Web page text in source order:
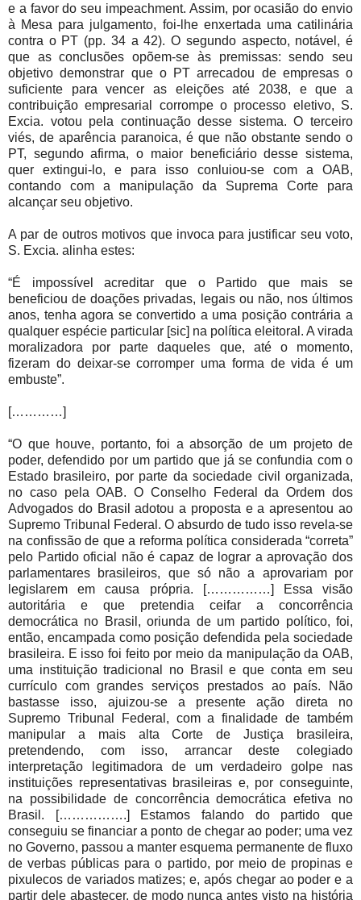
e a favor do seu impeachment. Assim, por ocasião do envio
à Mesa para julgamento, foi-lhe enxertada uma catilinária
contra o PT (pp. 34 a 42). O segundo aspecto, notável, é
que as conclusões opõem-se às premissas: sendo seu
objetivo demonstrar que o PT arrecadou de empresas o
suficiente para vencer as eleições até 2038, e que a
contribuição empresarial corrompe o processo eletivo, S.
Excia. votou pela continuação desse sistema. O terceiro
viés, de aparência paranoica, é que não obstante sendo o
PT, segundo afirma, o maior beneficiário desse sistema,
quer extingui-lo, e para isso conluiou-se com a OAB,
contando com a manipulação da Suprema Corte para
alcançar seu objetivo.
A par de outros motivos que invoca para justificar seu voto,
S. Excia. alinha estes:
“É impossível acreditar que o Partido que mais se
beneficiou de doações privadas, legais ou não, nos últimos
anos, tenha agora se convertido a uma posição contrária a
qualquer espécie particular [sic] na política eleitoral. A virada
moralizadora por parte daqueles que, até o momento,
fizeram do deixar-se corromper uma forma de vida é um
embuste”.
[…………]
“O que houve, portanto, foi a absorção de um projeto de
poder, defendido por um partido que já se confundia com o
Estado brasileiro, por parte da sociedade civil organizada,
no caso pela OAB. O Conselho Federal da Ordem dos
Advogados do Brasil adotou a proposta e a apresentou ao
Supremo Tribunal Federal. O absurdo de tudo isso revela-se
na confissão de que a reforma política considerada “correta”
pelo Partido oficial não é capaz de lograr a aprovação dos
parlamentares brasileiros, que só não a aprovariam por
legislarem em causa própria. [……………] Essa visão
autoritária e que pretendia ceifar a concorrência
democrática no Brasil, oriunda de um partido político, foi,
então, encampada como posição defendida pela sociedade
brasileira. E isso foi feito por meio da manipulação da OAB,
uma instituição tradicional no Brasil e que conta em seu
currículo com grandes serviços prestados ao país. Não
bastasse isso, ajuizou-se a presente ação direta no
Supremo Tribunal Federal, com a finalidade de também
manipular a mais alta Corte de Justiça brasileira,
pretendendo, com isso, arrancar deste colegiado
interpretação legitimadora de um verdadeiro golpe nas
instituições representativas brasileiras e, por conseguinte,
na possibilidade de concorrência democrática efetiva no
Brasil. […………….] Estamos falando do partido que
conseguiu se financiar a ponto de chegar ao poder; uma vez
no Governo, passou a manter esquema permanente de fluxo
de verbas públicas para o partido, por meio de propinas e
pixulecos de variados matizes; e, após chegar ao poder e a
partir dele abastecer, de modo nunca antes visto na história